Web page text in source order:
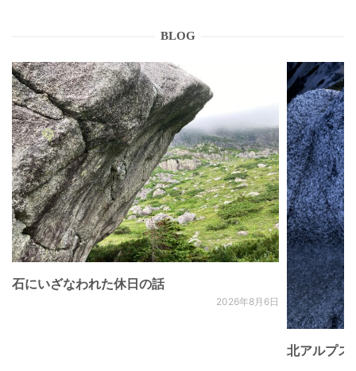
BLOG
石にいざなわれた休日の話
2026年8月6日
北アルプ